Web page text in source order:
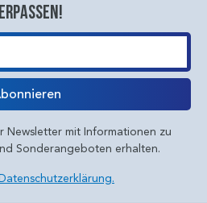
Newsletter mit Informationen zu
Sonderangeboten erhalten.